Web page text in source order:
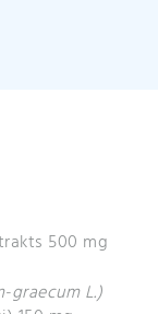
500 mg
graecum L.)